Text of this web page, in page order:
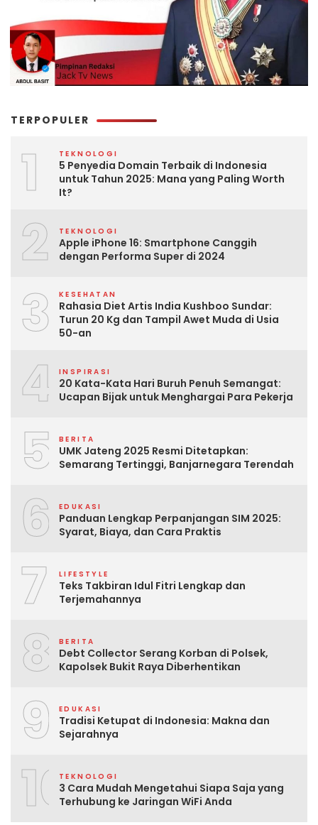
TERPOPULER
1 TEKNOLOGI
5 Penyedia Domain Terbaik di Indonesia
untuk Tahun 2025: Mana yang Paling Worth
It?
2 TEKNOLOGI
Apple iPhone 16: Smartphone Canggih
dengan Performa Super di 2024
3 KESEHATAN
Rahasia Diet Artis India Kushboo Sundar:
Turun 20 Kg dan Tampil Awet Muda di Usia
50-an
4 INSPIRASI
20 Kata-Kata Hari Buruh Penuh Semangat:
Ucapan Bijak untuk Menghargai Para Pekerja
5 BERITA
UMK Jateng 2025 Resmi Ditetapkan:
Semarang Tertinggi, Banjarnegara Terendah
6 EDUKASI
Panduan Lengkap Perpanjangan SIM 2025:
Syarat, Biaya, dan Cara Praktis
7 LIFESTYLE
Teks Takbiran Idul Fitri Lengkap dan
Terjemahannya
8 BERITA
Debt Collector Serang Korban di Polsek,
Kapolsek Bukit Raya Diberhentikan
9 EDUKASI
Tradisi Ketupat di Indonesia: Makna dan
Sejarahnya
10TEKNOLOGI
3 Cara Mudah Mengetahui Siapa Saja yang
Terhubung ke Jaringan WiFi Anda